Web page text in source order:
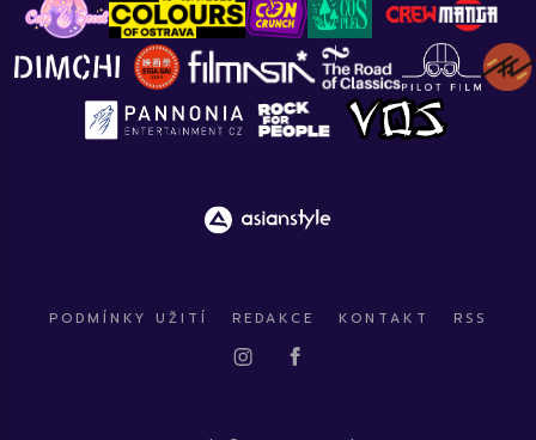
PODMÍNKY UŽITÍ REDAKCE KONTAKT RSS